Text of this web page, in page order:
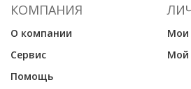
КОМПАНИЯ
О компании
Сервис
Помощь
Мои
Мой